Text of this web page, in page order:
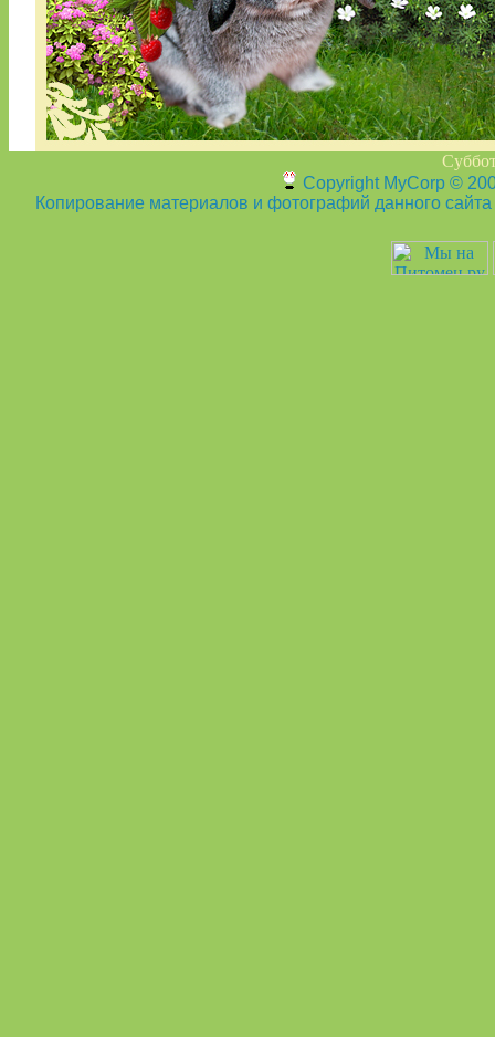
Copyright MyCorp ©
Копирование материалов и фотографий данного